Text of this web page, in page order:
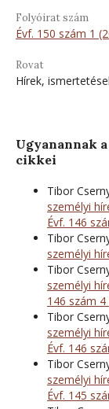
Folyóirat szám
Évf. 150 szám 1
Rovat
Hírek,
Ugyanannak
cikkei
Tibor
személyi
Évf. 146
Tibor
személyi
Tibor
személyi
146 szám 4
Tibor
személyi
Évf. 146
Tibor
személyi
Évf. 145